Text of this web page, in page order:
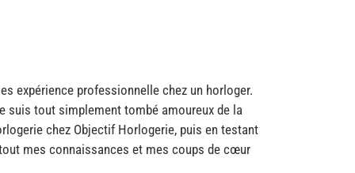
expérience professionnelle chez un horloger.
suis tout simplement tombé amoureux de la
chez Objectif Horlogerie, puis en testant
mes connaissances et mes coups de cœur